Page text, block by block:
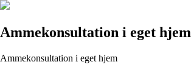
Ammekonsultation i eget hjem
Ammekonsultation i eget hjem